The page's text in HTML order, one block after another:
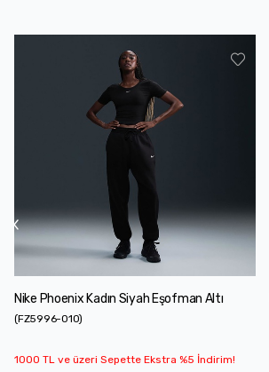
Nike Phoenix Kadın Siyah Eşofman Altı
(FZ5996-010)
1000 TL ve üzeri Sepette Ekstra %5 İndirim!